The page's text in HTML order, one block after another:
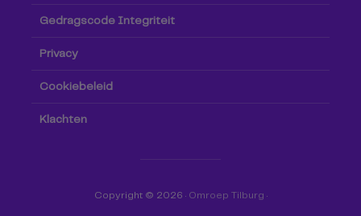
Gedragscode Integriteit
Privacy
Cookiebeleid
Klachten
Copyright © 2026 · Omroep Tilburg ·